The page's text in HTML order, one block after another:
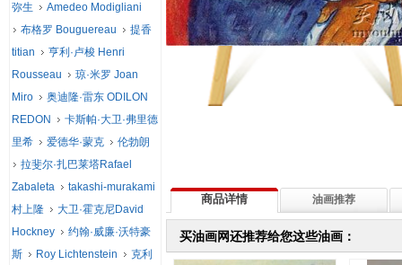
商品详情 油画推荐
买油画网还推荐给您这些油画：
弥生
Amedeo Modigliani
布格罗 Bouguereau
提香
titian
亨利·卢梭 Henri
Rousseau
琼·米罗 Joan
Miro
奥迪隆·雷东 ODILON
REDON
卡斯帕·大卫·弗里德
里希
爱德华·蒙克
伦勃朗
拉斐尔·扎巴莱塔Rafael
Zabaleta
takashi-murakami
村上隆
大卫·霍克尼David
Hockney
约翰·威廉·沃特豪
斯
Roy Lichtenstein
克利